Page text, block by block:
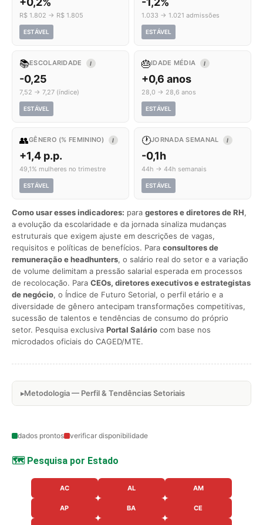
R$ 1.802 → R$ 1.805
ESTÁVEL
1.033 → 1.021 admissões
ESTÁVEL
📚ESCOLARIDADE I
-0,25
7,52 → 7,27 (índice)
ESTÁVEL
🎂IDADE MÉDIA I
+0,6 anos
28,0 → 28,6 anos
ESTÁVEL
👥GÊNERO (% FEMININO) I
+1,4 p.p.
49,1% mulheres no trimestre
ESTÁVEL
🕐JORNADA SEMANAL I
-0,1h
44h → 44h semanais
ESTÁVEL
Como usar esses indicadores: para gestores e diretores de RH,
a evolução da escolaridade e da jornada sinaliza mudanças
estruturais que exigem ajuste em descrições de vagas,
requisitos e políticas de benefícios. Para consultores de
remuneração e headhunters, o salário real do setor e a variação
de volume delimitam a pressão salarial esperada em processos
de recolocação. Para CEOs, diretores executivos e estrategistas
de negócio, o Índice de Futuro Setorial, o perfil etário e a
diversidade de gênero antecipam transformações competitivas,
sucessão de talentos e tendências de consumo do próprio
setor. Pesquisa exclusiva Portal Salário com base nos
microdados oficiais do CAGED/MTE.
Metodologia — Perfil & Tendências Setoriais
dados prontos verificar disponibilidade
🗺️ Pesquisa por Estado
AC AL AM
AP BA CE